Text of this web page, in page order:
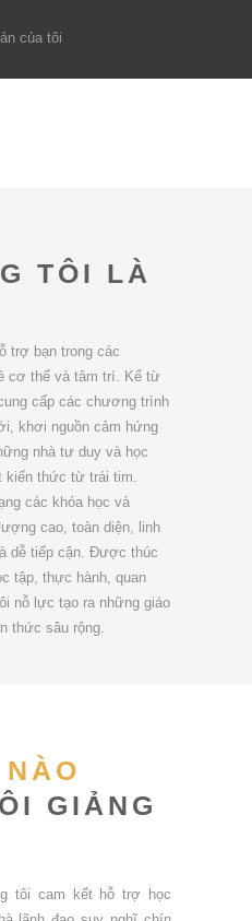
của tôi
TÔI LÀ
trợ bạn trong các
cơ thể và tâm trí. Kể từ
cấp các chương trình
khơi nguồn cảm hứng
nhà tư duy và học
kiến thức từ trái tim.
các khóa học và
cao, toàn diện, linh
dễ tiếp cận. Được thúc
tập, thực hành, quan
nỗ lực tạo ra những giáo
thức sâu rộng.
GIẢNG
tôi cam kết hỗ trợ học